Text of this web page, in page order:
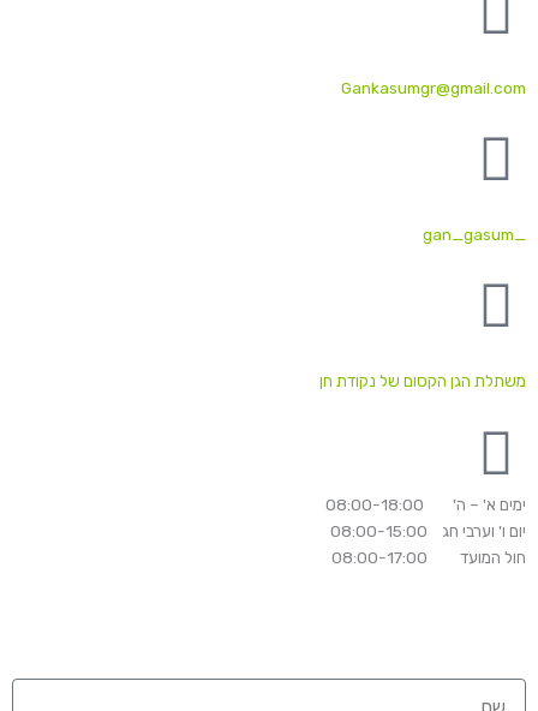
Gankasumgr@gmail.com
_gan_gasum
משתלת הגן הקסום של נקודת חן
ימים א' – ה' 08:00-18:00
יום ו' וערבי חג 08:00-15:00
חול המועד 08:00-17:00